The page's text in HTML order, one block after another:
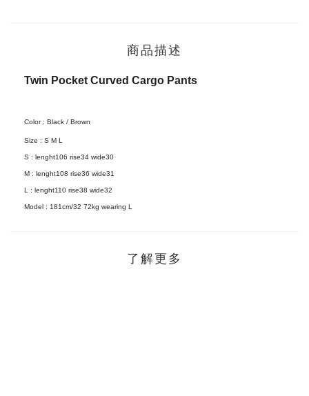
商品描述
Twin Pocket Curved Cargo Pants
Color : Black / Brown
Size : S M L
S : lenght106 rise34 wide30
M : lenght108 rise36 wide31
L : lenght110 rise38 wide32
Model : 181cm/32 72kg wearing L
了解更多